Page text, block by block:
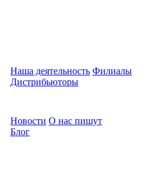
Наша деятельность Филиалы
Дистрибьюторы
Новости О нас пишут
Блог